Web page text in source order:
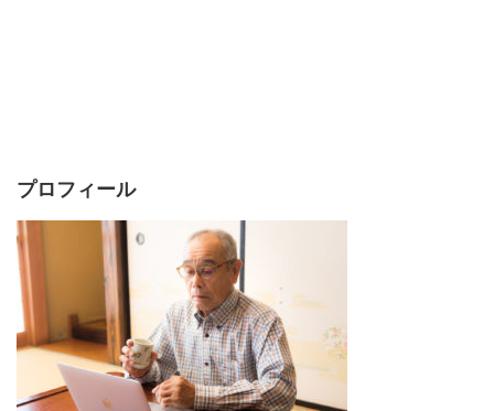
プロフィール